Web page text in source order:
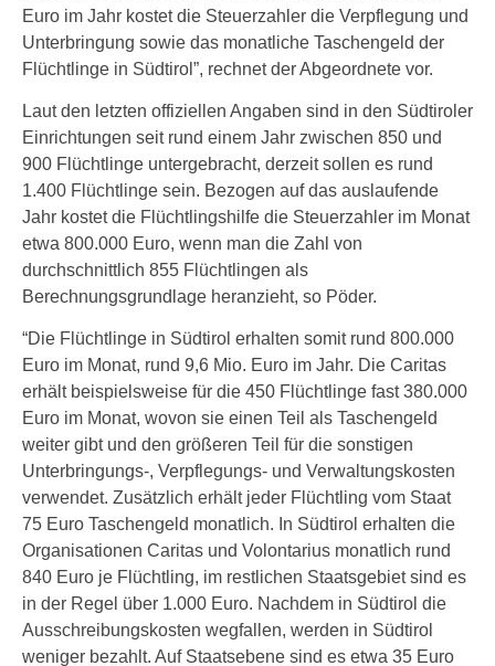
Euro im Jahr kostet die Steuerzahler die Verpflegung und
Unterbringung sowie das monatliche Taschengeld der
Flüchtlinge in Südtirol”, rechnet der Abgeordnete vor.
Laut den letzten offiziellen Angaben sind in den Südtiroler
Einrichtungen seit rund einem Jahr zwischen 850 und
900 Flüchtlinge untergebracht, derzeit sollen es rund
1.400 Flüchtlinge sein. Bezogen auf das auslaufende
Jahr kostet die Flüchtlingshilfe die Steuerzahler im Monat
etwa 800.000 Euro, wenn man die Zahl von
durchschnittlich 855 Flüchtlingen als
Berechnungsgrundlage heranzieht, so Pöder.
“Die Flüchtlinge in Südtirol erhalten somit rund 800.000
Euro im Monat, rund 9,6 Mio. Euro im Jahr. Die Caritas
erhält beispielsweise für die 450 Flüchtlinge fast 380.000
Euro im Monat, wovon sie einen Teil als Taschengeld
weiter gibt und den größeren Teil für die sonstigen
Unterbringungs-, Verpflegungs- und Verwaltungskosten
verwendet. Zusätzlich erhält jeder Flüchtling vom Staat
75 Euro Taschengeld monatlich. In Südtirol erhalten die
Organisationen Caritas und Volontarius monatlich rund
840 Euro je Flüchtling, im restlichen Staatsgebiet sind es
in der Regel über 1.000 Euro. Nachdem in Südtirol die
Ausschreibungskosten wegfallen, werden in Südtirol
weniger bezahlt. Auf Staatsebene sind es etwa 35 Euro